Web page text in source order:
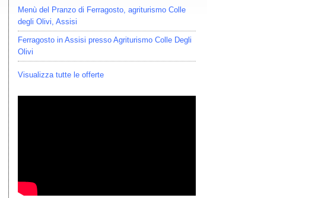
Menù del Pranzo di Ferragosto, agriturismo Colle
degli Olivi, Assisi
Ferragosto in Assisi presso Agriturismo Colle Degli
Olivi
Visualizza tutte le offerte